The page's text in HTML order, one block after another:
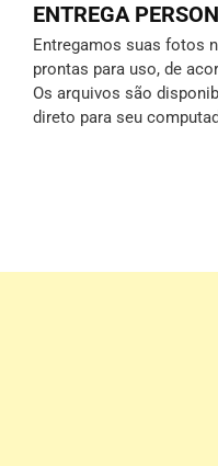
ENTREGA
Entregamos suas fotos
prontas para uso, de
Os arquivos são
direto para seu